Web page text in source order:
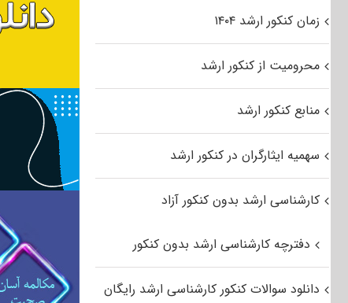
زمان کنکور ارشد ۱۴۰۴
محرومیت از کنکور ارشد
منابع کنکور ارشد
سهمیه ایثارگران در کنکور ارشد
کارشناسی ارشد بدون کنکور آزاد
دفترچه کارشناسی ارشد بدون کنکور
دانلود سوالات کنکور کارشناسی ارشد رایگان